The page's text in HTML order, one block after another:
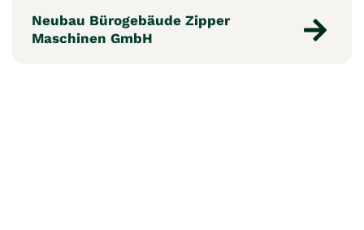
Neubau Bürogebäude Zipper
Maschinen GmbH